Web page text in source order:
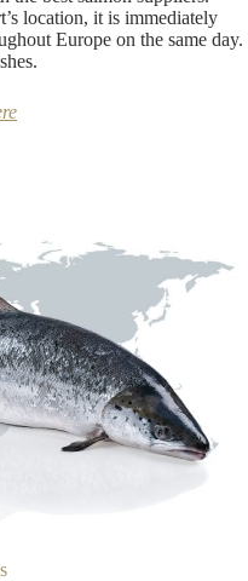
location, it is immediately
Europe on the same day.